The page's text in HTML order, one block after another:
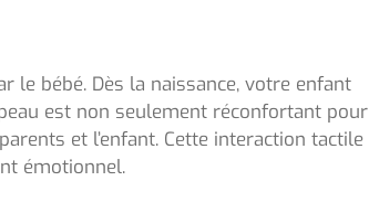
le bébé. Dès la naissance, votre enfant
est non seulement réconfortant pour
et l’enfant. Cette interaction tactile
émotionnel.